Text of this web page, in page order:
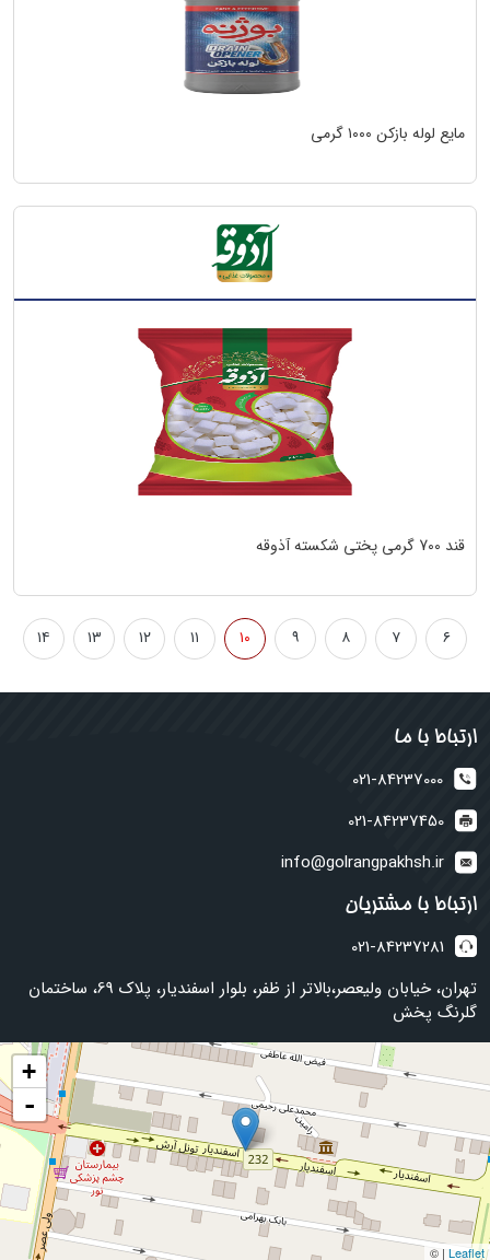
مایع لوله بازکن ۱۰۰۰ گرمی
قند 700 گرمی پختی شکسته آذوقه
۶ ۷ ۸ ۹ ۱۰ ۱۱ ۱۲ ۱۳ ۱۴
ارتباط با ما
021-84237000
021-84237450
info@golrangpakhsh.ir
ارتباط با مشتریان
021-84237281
تهران، خیابان ولیعصر،بالاتر از ظفر، بلوار اسفندیار، پلاک 69، ساختمان
گلرنگ پخش
+
-
Leaflet
| ©